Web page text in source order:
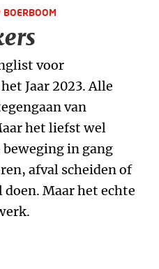
BOERBOOM
voor
Jaar 2023. Alle
van
het liefst wel
in gang
afval scheiden of
doen. Maar het echte